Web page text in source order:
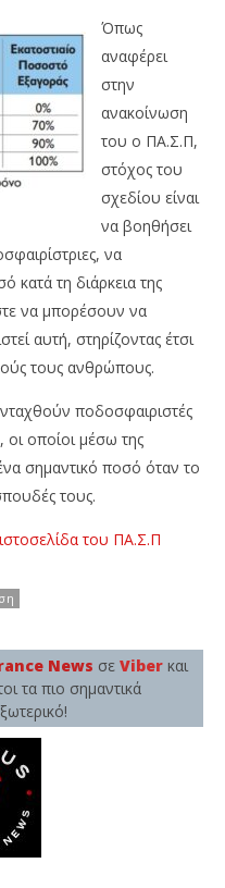
Όπως
αναφέρει
στην
ανακοίνωση
του ο ΠΑ.Σ.Π,
στόχος του
σχεδίου είναι
να βοηθήσει
να
κατά τη διάρκεια της
να μπορέσουν να
αυτή, στηρίζοντας έτσι
τους ανθρώπους.
ποδοσφαιριστές
οι οποίοι μέσω της
σημαντικό ποσό όταν το
τους.
του ΠΑ.Σ.Π
News σε Viber και
τα πιο σημαντικά